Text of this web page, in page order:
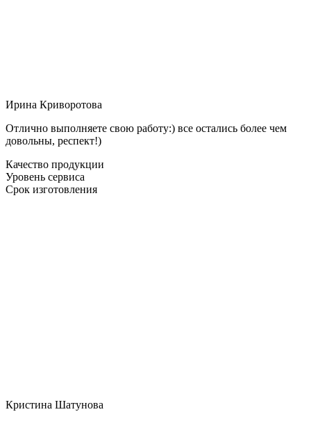
Ирина Криворотова
Отлично выполняете свою работу:) все остались более чем
довольны, респект!)
Качество продукции
Уровень сервиса
Срок изготовления
Кристина Шатунова